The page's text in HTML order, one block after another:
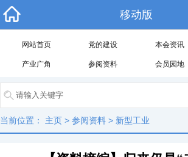
移动版
网站首页 党的建设 本会资讯
产业广角 参阅资料 会员园地
当前位置： 主页 > 参阅资料 > 新型工业